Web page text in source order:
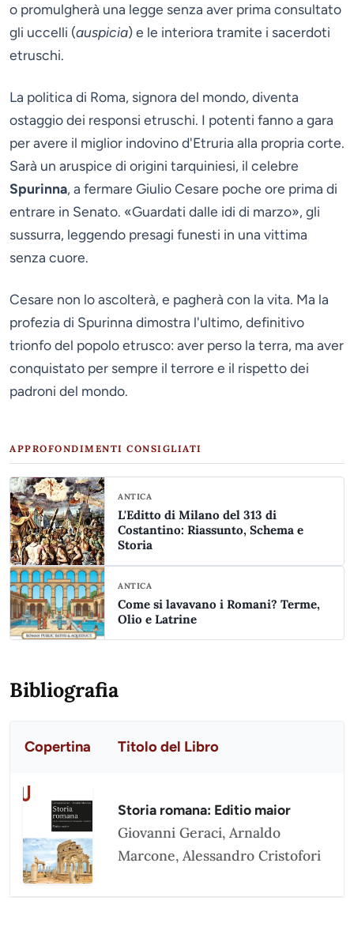
o promulgherà una legge senza aver prima consultato
gli uccelli (auspicia) e le interiora tramite i sacerdoti
etruschi.
La politica di Roma, signora del mondo, diventa
ostaggio dei responsi etruschi. I potenti fanno a gara
per avere il miglior indovino d'Etruria alla propria corte.
Sarà un aruspice di origini tarquiniesi, il celebre
Spurinna, a fermare Giulio Cesare poche ore prima di
entrare in Senato. «Guardati dalle idi di marzo», gli
sussurra, leggendo presagi funesti in una vittima
senza cuore.
Cesare non lo ascolterà, e pagherà con la vita. Ma la
profezia di Spurinna dimostra l'ultimo, definitivo
trionfo del popolo etrusco: aver perso la terra, ma aver
conquistato per sempre il terrore e il rispetto dei
padroni del mondo.
APPROFONDIMENTI CONSIGLIATI
ANTICA
L'Editto di Milano del 313 di
Costantino: Riassunto, Schema e
Storia
ANTICA
Come si lavavano i Romani? Terme,
Olio e Latrine
Bibliografia
Copertina Titolo del Libro
Storia romana: Editio maior
Giovanni Geraci, Arnaldo
Marcone, Alessandro Cristofori